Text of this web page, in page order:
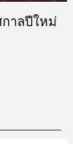
าลปีใหม่